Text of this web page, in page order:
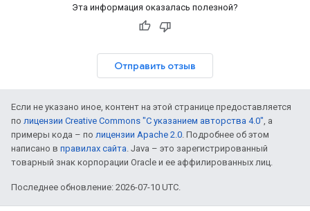
Эта информация оказалась полезной?
Отправить отзыв
Если не указано иное, контент на этой странице предоставляется
по лицензии Creative Commons "С указанием авторства 4.0", а
примеры кода – по лицензии Apache 2.0. Подробнее об этом
написано в правилах сайта. Java – это зарегистрированный
товарный знак корпорации Oracle и ее аффилированных лиц.
Последнее обновление: 2026-07-10 UTC.